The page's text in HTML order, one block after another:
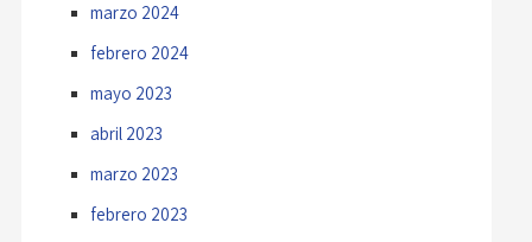
marzo 2024
febrero 2024
mayo 2023
abril 2023
marzo 2023
febrero 2023